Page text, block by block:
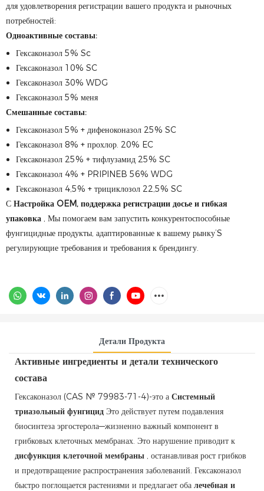
для удовлетворения регистрации вашего продукта и рыночных
потребностей:
Одноактивные составы:
Гексаконазол 5% Sc
Гексаконазол 10% SC
Гексаконазол 30% WDG
Гексаконазол 5% меня
Смешанные составы:
Гексаконазол 5% + дифеноконазол 25% SC
Гексаконазол 8% + прохлор. 20% EC
Гексаконазол 25% + тифлузамид 25% SC
Гексаконазол 4% + PRIPINEB 56% WDG
Гексаконазол 4,5% + трициклозол 22,5% SC
С Настройка OEM, поддержка регистрации досье и гибкая
упаковка , Мы помогаем вам запустить конкурентоспособные
фунгицидные продукты, адаптированные к вашему рынку’S
регулирующие требования и требования к брендингу.
Детали Продукта
Активные ингредиенты и детали технического
состава
Гексаконазол (CAS № 79983-71-4)-это а Системный
триазольный фунгицид Это действует путем подавления
биосинтеза эргостерола—жизненно важный компонент в
грибковых клеточных мембранах. Это нарушение приводит к
дисфункция клеточной мембраны , останавливая рост грибков
и предотвращение распространения заболеваний. Гексаконазол
быстро поглощается растениями и предлагает оба лечебная и